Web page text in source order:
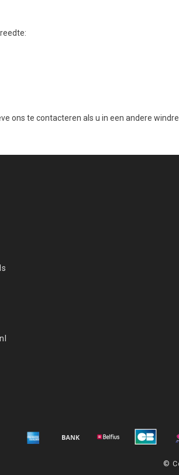
ons te contacteren als u in een andere
©